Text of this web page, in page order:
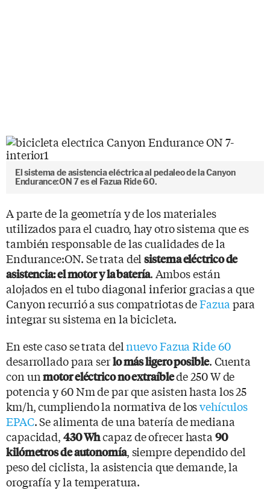
El sistema de asistencia eléctrica al pedaleo de la Canyon
Endurance:ON 7 es el Fazua Ride 60.
A parte de la geometría y de los materiales
utilizados para el cuadro, hay otro sistema que es
también responsable de las cualidades de la
Endurance:ON. Se trata delsistema eléctrico de
asistencia: el motor y la batería. Ambos están
alojados en el tubo diagonal inferior gracias a que
Canyon recurrió a sus compatriotas deFazua para
integrar su sistema en la bicicleta.
En este caso se trata delnuevo Fazua Ride 60
desarrollado para serlo más ligero posible. Cuenta
con unmotor eléctrico no extraíblede 250 W de
potencia y 60 Nm de par que asisten hasta los 25
km/h, cumpliendo la normativa de losvehículos
EPAC. Se alimenta de una batería de mediana
capacidad, 430 Whcapaz de ofrecer hasta 90
kilómetros de autonomía, siempre dependido del
peso del ciclista, la asistencia que demande, la
orografía y la temperatura.